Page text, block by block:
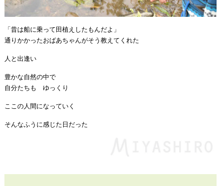
「昔は船に乗って田植えしたもんだよ」
通りかかったおばあちゃんがそう教えてくれた
人と出逢い
豊かな自然の中で
自分たちも ゆっくり
ここの人間になっていく
そんなふうに感じた日だった